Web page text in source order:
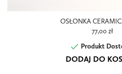
OSŁONKA
77,00 zł
 Produkt
DODAJ DO